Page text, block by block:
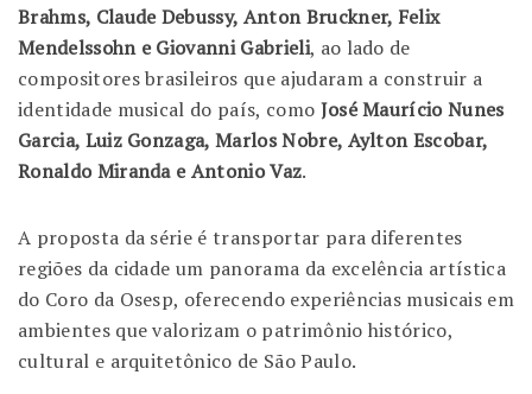
Brahms, Claude Debussy, Anton Bruckner, Felix
Mendelssohn e Giovanni Gabrieli, ao lado de
compositores brasileiros que ajudaram a construir a
identidade musical do país, como José Maurício Nunes
Garcia, Luiz Gonzaga, Marlos Nobre, Aylton Escobar,
Ronaldo Miranda e Antonio Vaz.
A proposta da série é transportar para diferentes
regiões da cidade um panorama da excelência artística
do Coro da Osesp, oferecendo experiências musicais em
ambientes que valorizam o patrimônio histórico,
cultural e arquitetônico de São Paulo.